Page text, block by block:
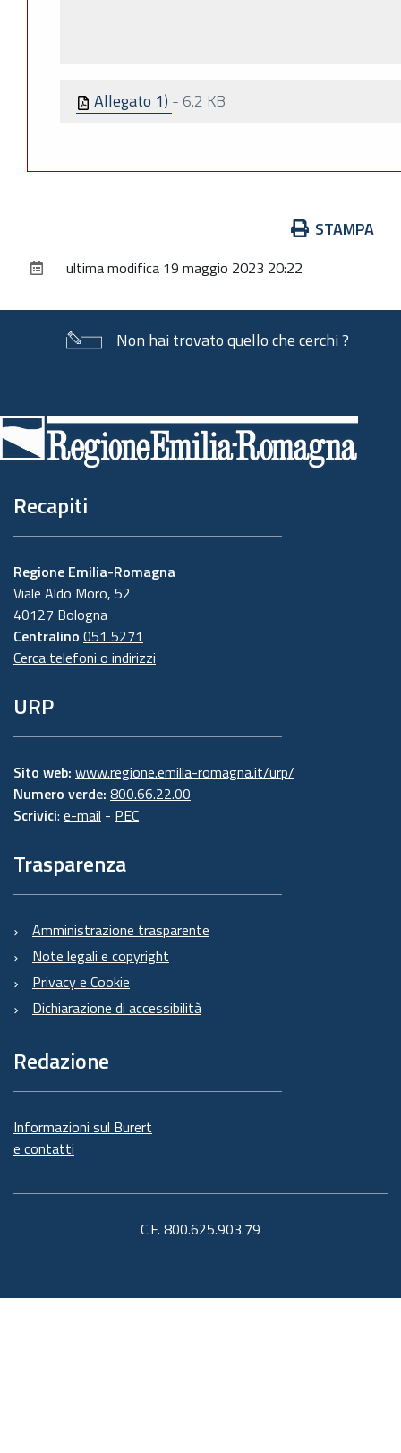
Allegato 1) - 6.2 KB
documento
STAMPA
ultima modifica 19 maggio 2023 20:22
Non hai trovato quello che cerchi ?
di
pagina
Recapiti
Regione Emilia-Romagna
Viale Aldo Moro, 52
40127 Bologna
Centralino 051 5271
Cerca telefoni o indirizzi
URP
Sito web: www.regione.emilia-romagna.it/urp/
Numero verde: 800.66.22.00
Scrivici: e-mail - PEC
Trasparenza
Amministrazione trasparente
Note legali e copyright
Privacy e Cookie
Dichiarazione di accessibilità
Redazione
Informazioni sul Burert
e contatti
C.F. 800.625.903.79